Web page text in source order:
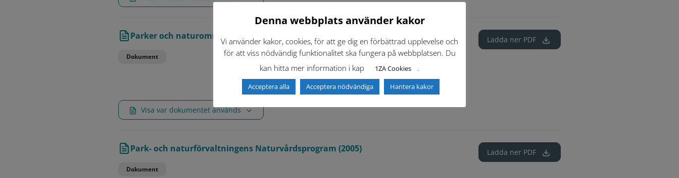
Parker och naturområden. Handbok för ett varierat växt- och djurliv
Dokument
Ladda ner PDF
Visa var dokumentet används
Park- och naturförvaltningens Naturvårdsprogram (2005)
Dokument
Ladda ner PDF
Denna webbplats använder kakor
Vi använder kakor, cookies, för att ge dig en förbättrad upplevelse och
för att viss nödvändig funktionalitet ska fungera på webbplatsen. Du
kan hitta mer information i kap
1ZA Cookies .
Acceptera alla Acceptera nödvändiga Hantera kakor